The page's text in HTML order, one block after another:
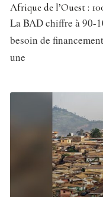
Afrique de l’Ouest :
La BAD chiffre à 90-
besoin de
une